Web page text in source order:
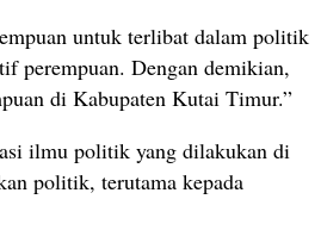
untuk terlibat dalam politik
perempuan. Dengan demikian,
di Kabupaten Kutai Timur.”
ilmu politik yang dilakukan di
politik, terutama kepada